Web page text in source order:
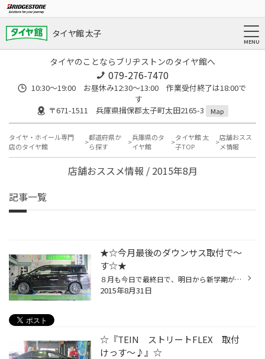
タイヤ館 太子
タイヤのことならブリヂストンのタイヤ館へ
079-276-7470
10:30～19:00 お昼休み12:30～13:00 作業受付終了は18:00で
す
〒671-1511 兵庫県揖保郡太子町太田2165-3
Map
タイヤ・ホイール専門
店のタイヤ館
都道府県か
ら探す
兵庫県のタ
イヤ館
タイヤ館 太
子TOP
店舗おスス
メ情報
店舗おススメ情報 / 2015年8月
記事一覧
★☆今月最後のダウンサス取付で～
す☆★
８月も今日で最終日で、明日から新学期が始まりますね。 この夏、海にプールに遊びに行かれましたか？ 僕は、、、、行けませんでしたけどね（・皿・） それはさておき、今日はダウンサスの紹介です！ 取付けしたのは、ＴＥＩＮの「ＨＩＧＨ・ＴＥＣＨ」です。 車高を下げながら、愛車の乗り心地も快...
2015年8月31日
☆『TEIN ストリートFLEX 取付
けっす～♪』☆